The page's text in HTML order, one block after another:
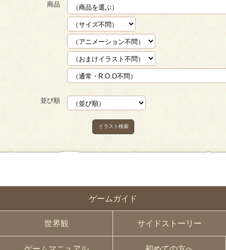
ゲームガイド
世界観 サイドストーリー
商品
並び順
イラスト検索